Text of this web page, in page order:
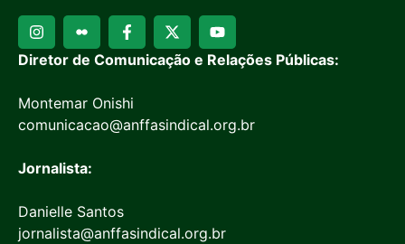
Diretor de Comunicação e Relações Públicas:
Montemar Onishi
comunicacao@anffasindical.org.br
Jornalista:
Danielle Santos
jornalista@anffasindical.org.br